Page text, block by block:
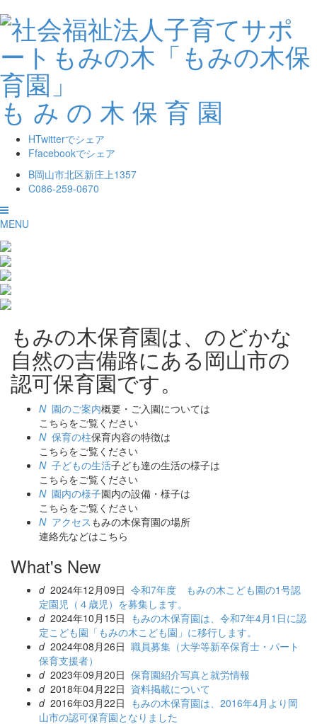
も み の 木 保 育 園
HTwitterでシェア
Ffacebookでシェア
B岡山市北区新庄上1357
C086-259-0670
MENU
もみの木保育園は、のどかな
自然の吉備路にある岡山市の
認可保育園です。
N園のご案内概要・ご入園については
こちらをご覧ください
N保育の柱保育内容の特徴は
こちらをご覧ください
N子どもの生活子ども達の生活の様子は
こちらをご覧ください
N園内の様子園内の設備・様子は
こちらをご覧ください
Nアクセス もみの木保育園の場所
連絡先などはこちら
What's New
d2024年12月09日 令和7年度 もみの木こども園の1号認
定園児（４歳児）を募集します。
d2024年10月15日 もみの木保育園は、令和7年4月1日に認
定こども園「もみの木こども園」に移行します。
d2024年08月26日 職員募集（大学等新卒保育士・パート
保育支援者）
d2023年09月20日 保育園紹介写真と就労情報
d2018年04月22日 資料掲載について
d2016年03月22日 もみの木保育園は、2016年4月より岡
山市の認可保育園となりました